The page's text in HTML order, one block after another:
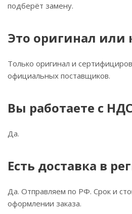
подберёт замену.
Это оригинал или
Только оригинал и
официальных поставщиков.
Вы работаете с
Да.
Есть доставка в
Да. Отправляем по РФ. Срок и
оформлении заказа.